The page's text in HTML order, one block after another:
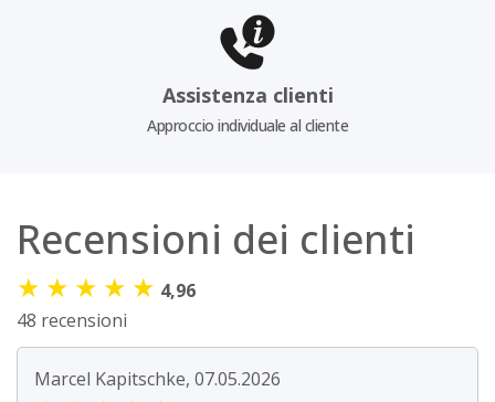
Assistenza clienti
Approccio individuale al cliente
Recensioni dei clienti
★ ★ ★ ★ ★ 4,96
48 recensioni
Marcel Kapitschke, 07.05.2026